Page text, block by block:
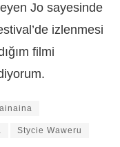
Jo sayesinde
izlenmesi
filmi
Stycie Waweru